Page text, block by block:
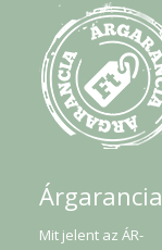
Árgarancia
Mit jelent az ÁR-